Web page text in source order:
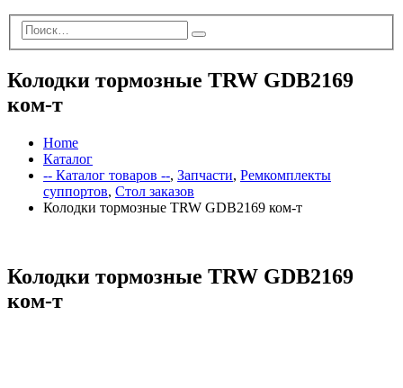
Колодки тормозные TRW GDB2169
ком-т
Home
Каталог
-- Каталог товаров --, Запчасти, Ремкомплекты
суппортов, Стол заказов
Колодки тормозные TRW GDB2169 ком-т
Колодки тормозные TRW GDB2169
ком-т